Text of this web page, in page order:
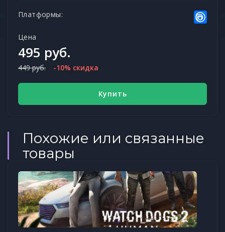
Платформы:
Цена
495 руб.
449 руб. -10% скидка
Купить
Похожие или связанные
товары